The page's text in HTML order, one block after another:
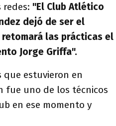
"El Club Atlético
dejó de ser el
las prácticas el
Jorge Griffa".
que estuvieron en
fue uno de los técnicos
en ese momento y